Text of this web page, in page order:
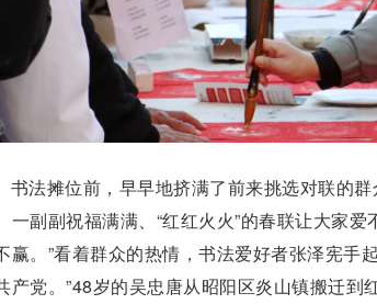
书法摊位前，早早地挤满了前来挑选对联的
一副副祝福满满、“红红火火”的春联让大家爱
赢。”看着群众的热情，书法爱好者张泽宪手
产党。”48岁的吴忠唐从昭阳区炎山镇搬迁